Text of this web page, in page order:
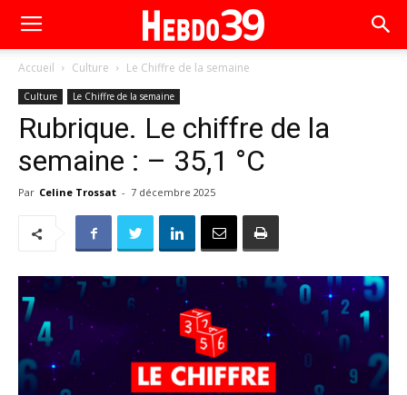
Accueil Culture Le Chiffre de la semaine
Culture Le Chiffre de la semaine
Rubrique. Le chiffre de la
semaine : – 35,1 °C
Par Celine Trossat - 7 décembre 2025